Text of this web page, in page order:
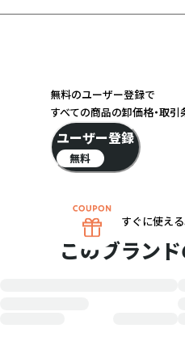
このブラン
無料のユーザー登録で
すべての商品の卸価格・取
ユーザー登録
無料
すぐに使え